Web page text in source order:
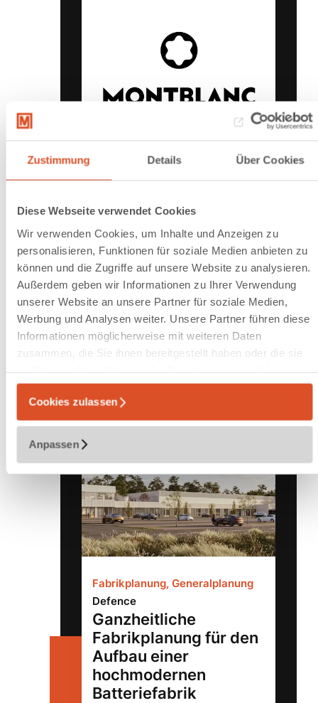
Zustimmung Details Über Cookies
Diese Webseite verwendet Cookies
Wir verwenden Cookies, um Inhalte und Anzeigen zu
personalisieren, Funktionen für soziale Medien anbieten zu
können und die Zugriffe auf unsere Website zu analysieren.
Außerdem geben wir Informationen zu Ihrer Verwendung
unserer Website an unsere Partner für soziale Medien,
Werbung und Analysen weiter. Unsere Partner führen diese
Informationen möglicherweise mit weiteren Daten
zusammen, die Sie ihnen bereitgestellt haben oder die sie
Cookies zulassen
Anpassen
für den B2B und B2C
Markt
Logistikdienstleisterauschreibung
Europaweite B2C Distribution
Zur Referenz
Fabrikplanung, Generalplanung
Defence
Ganzheitliche
Fabrikplanung für den
Aufbau einer
hochmodernen
Batteriefabrik